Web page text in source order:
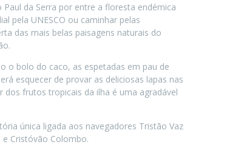
da Serra por entre a floresta endémica
pela UNESCO ou caminhar pelas
das mais belas paisagens naturais do
o bolo do caco, as espetadas em pau de
esquecer de provar as deliciosas lapas nas
frutos tropicais da ilha é uma agradável
única ligada aos navegadores Tristão Vaz
Cristóvão Colombo.